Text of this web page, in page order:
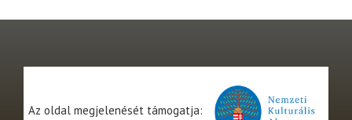
Az oldal megjelenését támogatja: